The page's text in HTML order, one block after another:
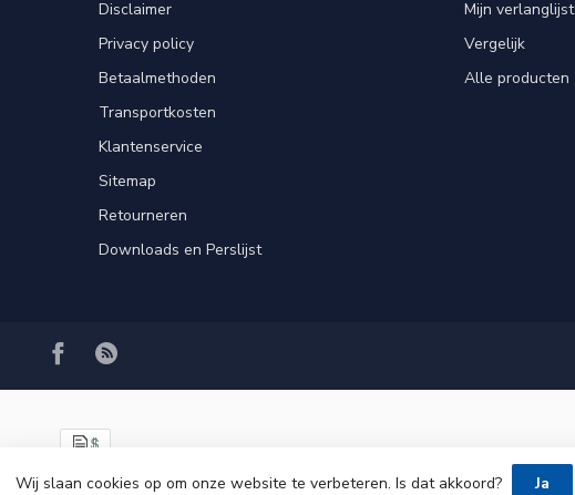
Disclaimer
Privacy policy
Betaalmethoden
Transportkosten
Klantenservice
Sitemap
Retourneren
Downloads en Perslijst
Mijn verlanglijst
Vergelijk
Alle producten
© Copyright 2026 VRSPLUS
Wij slaan cookies op om onze website te verbeteren. Is dat akkoord? Ja